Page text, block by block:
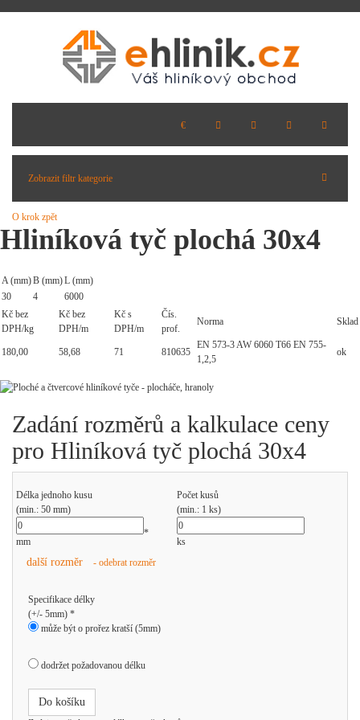
Zobrazit filtr kategorie
O krok zpět
Hliníková tyč plochá 30x4
A (mm)B (mm)L (mm)
30
4
6000
Kč bez
DPH/kg
Kč bez
DPH/m
Kč s
DPH/m
Čís.
prof.
Norma Sklad
180,00 58,68 71 810635
EN 573-3 AW 6060 T66 EN 755-
1,2,5
ok
Zadání rozměrů a kalkulace ceny
pro Hliníková tyč plochá 30x4
Délka jednoho kusu
(min.: 50 mm)
Počet kusů
(min.: 1 ks)
mm
*
ks
další rozměr - odebrat rozměr
Specifikace délky
(+/- 5mm) *
může být o prořez kratší (5mm)
dodržet požadovanou délku
Do košíku